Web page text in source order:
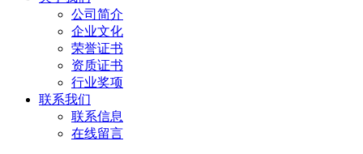
公司简介
企业文化
荣誉证书
资质证书
行业奖项
联系我们
联系信息
在线留言